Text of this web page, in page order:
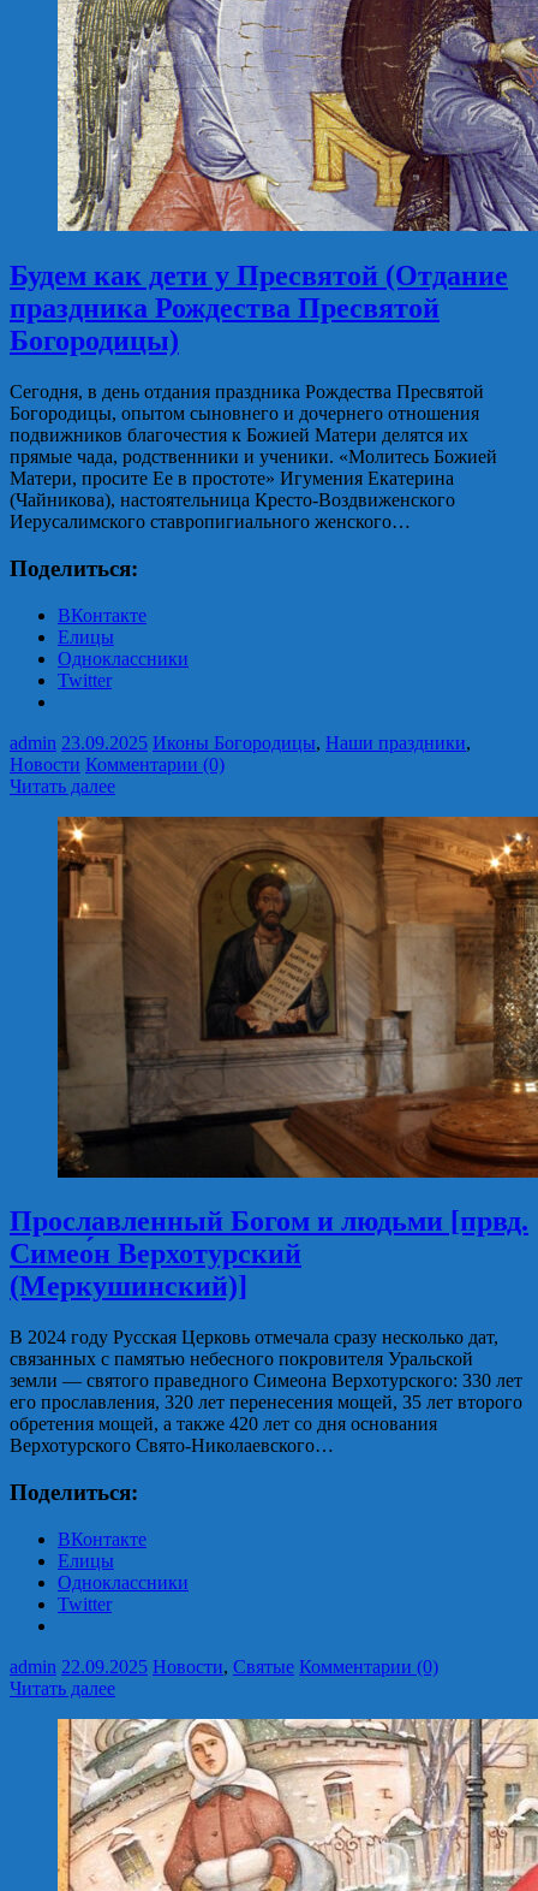
Будем как дети у Пресвятой (Отдание
праздника Рождества Пресвятой
Богородицы)
Сегодня, в день отдания праздника Рождества Пресвятой
Богородицы, опытом сыновнего и дочернего отношения
подвижников благочестия к Божией Матери делятся их
прямые чада, родственники и ученики. «Молитесь Божией
Матери, просите Ее в простоте» Игумения Екатерина
(Чайникова), настоятельница Кресто-Воздвиженского
Иерусалимского ставропигиального женского…
Поделиться:
ВКонтакте
Елицы
Одноклассники
Twitter
admin 23.09.2025 Иконы Богородицы, Наши праздники,
Новости Комментарии (0)
Читать далее
Прославленный Богом и людьми [првд.
Симео́н Верхотурский
(Меркушинский)]
В 2024 году Русская Церковь отмечала сразу несколько дат,
связанных с памятью небесного покровителя Уральской
земли — святого праведного ­Симеона Верхотурского: 330 лет
его прославления, 320 лет перенесения мощей, 35 лет второго
обретения мощей, а также 420 лет со дня основания
Верхотурского Свято-­Николаевского…
Поделиться:
ВКонтакте
Елицы
Одноклассники
Twitter
admin 22.09.2025 Новости, Святые Комментарии (0)
Читать далее